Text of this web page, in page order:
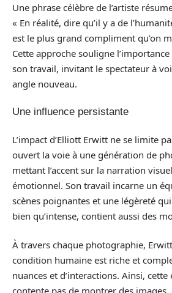
Une phrase célèbre de l’artiste
« En réalité, dire qu’il y a de
est le plus grand compliment qu’on
Cette approche souligne
son travail, invitant le spectateur à
angle nouveau.
Une influence persistante
L’impact d’Elliott Erwitt ne se limite
ouvert la voie à une génération de
mettant l’accent sur la narration
émotionnel. Son travail incarne un
scènes poignantes et une légèreté
bien qu’intense, contient aussi des
À travers chaque photographie,
condition humaine est riche et
nuances et d’interactions. Ainsi,
contente pas de montrer des